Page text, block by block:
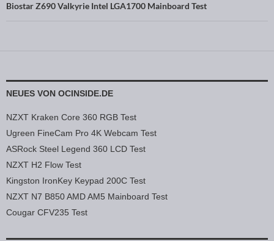
Biostar Z690 Valkyrie Intel LGA1700 Mainboard Test
NEUES VON OCINSIDE.DE
NZXT Kraken Core 360 RGB Test
Ugreen FineCam Pro 4K Webcam Test
ASRock Steel Legend 360 LCD Test
NZXT H2 Flow Test
Kingston IronKey Keypad 200C Test
NZXT N7 B850 AMD AM5 Mainboard Test
Cougar CFV235 Test